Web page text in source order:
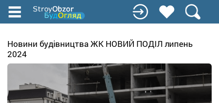
Перейти
до
вмісту
Новини будівництва ЖК НОВИЙ ПОДІЛ липень
2024